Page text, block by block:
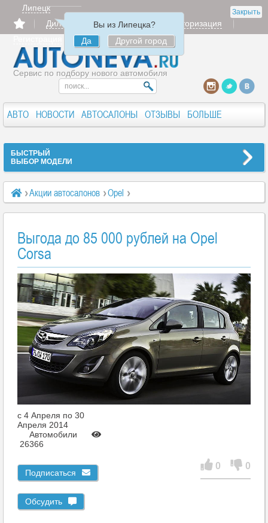
Закрыть
Липецк
Вы из Липецка?
Да
Другой город
Дилерам Продать
Авторизация
Сервис по подбору нового автомобиля
АВТО НОВОСТИ АВТОСАЛОНЫ ОТЗЫВЫ БОЛЬШЕ
БЫСТРЫЙ
ВЫБОР МОДЕЛИ
Акции автосалонов Opel
Выгода до 85 000 рублей на Opel Corsa
Выгода до 85 000 рублей на Opel
Corsa
c 4 Апреля по 30
Апреля 2014
Автомобили
26366
Подписаться
Обсудить
0 0